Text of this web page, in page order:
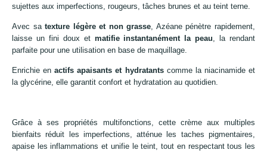
sujettes aux imperfections, rougeurs, tâches brunes et au teint terne.
Avec satexture légère et non grasse, Azéane pénètre rapidement,
laisse un fini doux et matifie instantanément la peau, la rendant
parfaite pour une utilisation en base de maquillage.
Enrichie enactifs apaisants et hydratantscomme la niacinamide et
la glycérine, elle garantit confort et hydratation au quotidien.
Grâce à ses propriétés multifonctions, cette crème aux multiples
bienfaits réduit les imperfections, atténue les taches pigmentaires,
apaise les inflammations et unifie le teint, tout en respectant tous les